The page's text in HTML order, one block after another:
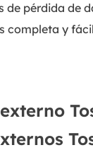
pérdida de
y